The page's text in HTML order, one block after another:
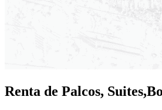
Renta de Palcos, Suites,